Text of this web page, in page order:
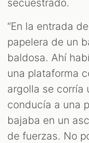
secuestrado.
“En la entrada
papelera de un
baldosa. Ahí
una plataforma
argolla se corría
conducía a una
bajaba en un
de fuerzas. No